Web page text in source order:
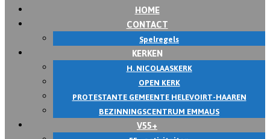
HOME
CONTACT
Spelregels
KERKEN
H. NICOLAASKERK
OPEN KERK
PROTESTANTE GEMEENTE HELEVOIRT-HAAREN
BEZINNINGSCENTRUM EMMAUS
V55+